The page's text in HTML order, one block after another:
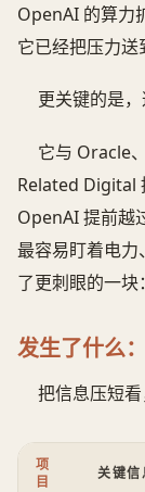
OpenAI 的算力
它已经把压力送
更关键的是，
它与 Oracle
Related Digital
OpenAI 提前越
最容易盯着电
了更刺眼的一块
发生了什么
把信息压短看
项
目
关键信